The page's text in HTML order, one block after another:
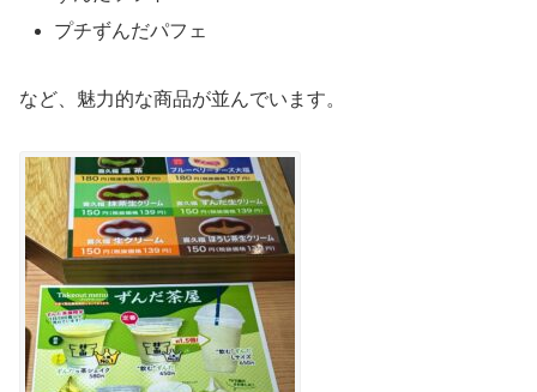
プチずんだパフェ
など、魅力的な商品が並んでいます。